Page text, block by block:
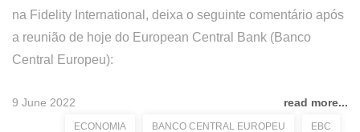
na Fidelity International, deixa o seguinte comentário após
a reunião de hoje do European Central Bank (Banco
Central Europeu):
9 June 2022 read more...
ECONOMIA BANCO CENTRAL EUROPEU EBC